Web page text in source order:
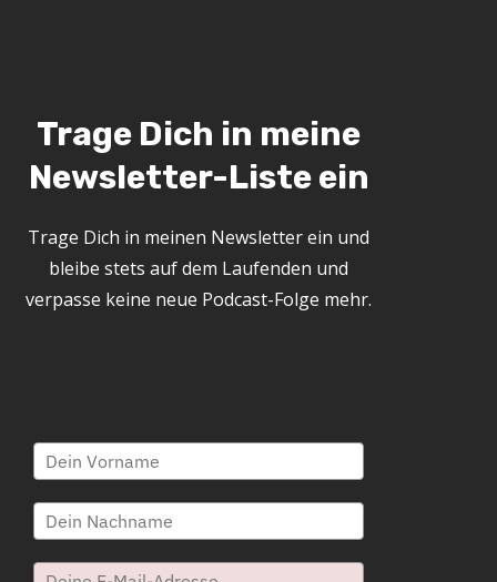
Trage Dich in meine
Newsletter-Liste ein
Trage Dich in meinen Newsletter ein und
bleibe stets auf dem Laufenden und
verpasse keine neue Podcast-Folge mehr.